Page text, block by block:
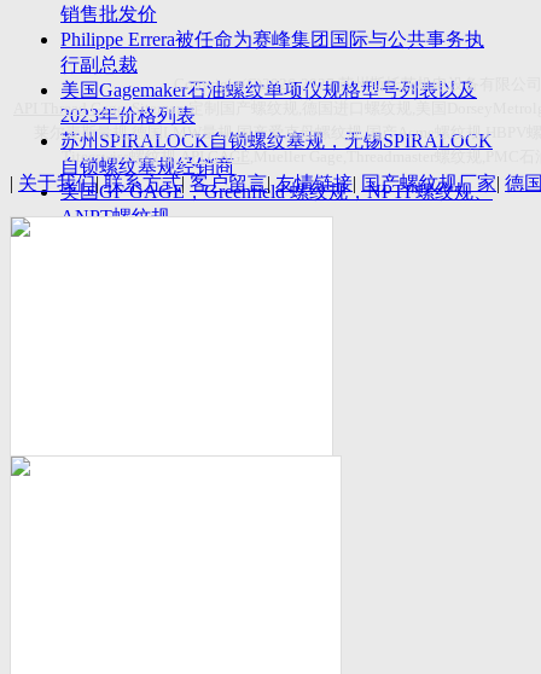
定制跳动量仪
波音一季度营收增近三成超预期，近五年季度交
付数量首超空客
销售批发价
Philippe Errera被任命为赛峰集团国际与公共事务执
行副总裁
美国Gagemaker石油螺纹单项仪规格型号列表以及
2023年价格列表
苏州SPIRALOCK自锁螺纹塞规，无锡SPIRALOCK
自锁螺纹塞规经销商
美国GF GAGE，Greenfield 螺纹规，NPTF螺纹规、
ANPT螺纹规
Copyright(C)2026-2027苏州斯托茨机电设备有限公司
API Thread Gage, Sitemap,定制国产螺纹规
莱尔麦斯量规,德国 LMW量规,国产爱克母螺纹规 ,国产Acme 螺纹规,HBPV
Titecswiss螺纹规 ,API GAGE
| 关于我们|联系方式| 客户留言|友情链接| 国产螺纹规厂家| 德